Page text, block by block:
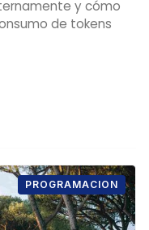
y cómo
de tokens
PROGRAMACION